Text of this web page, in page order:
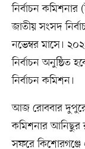
নির্বাচন
জাতীয় সংসদ
নভেম্বর মাসে।
নির্বাচন অনুষ্ঠিত
নির্বাচন কমিশন।
আজ রোববার দুপুরে
কমিশনার আনিছুর
সফরে কিশোরগঞ্জে